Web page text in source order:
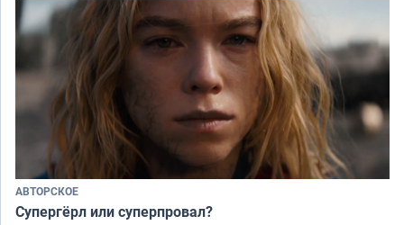
АВТОРСКОЕ
Супергёрл или суперпровал?